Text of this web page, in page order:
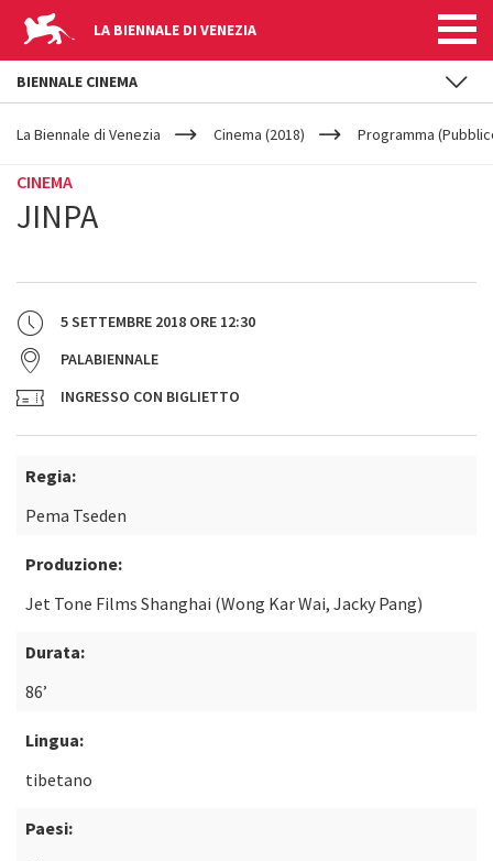
LA BIENNALE DI VENEZIA
YOUR
ARE
La Biennale di Venezia Cinema (2018) Programma
CINEMA
JINPA
5 SETTEMBRE 2018 ORE 12:30
PALABIENNALE
INGRESSO CON BIGLIETTO
Regia:
Pema Tseden
Produzione:
Jet Tone Films Shanghai (Wong Kar Wai, Jacky Pang)
Durata:
86’
Lingua:
tibetano
Paesi:
BIENNALE CINEMA